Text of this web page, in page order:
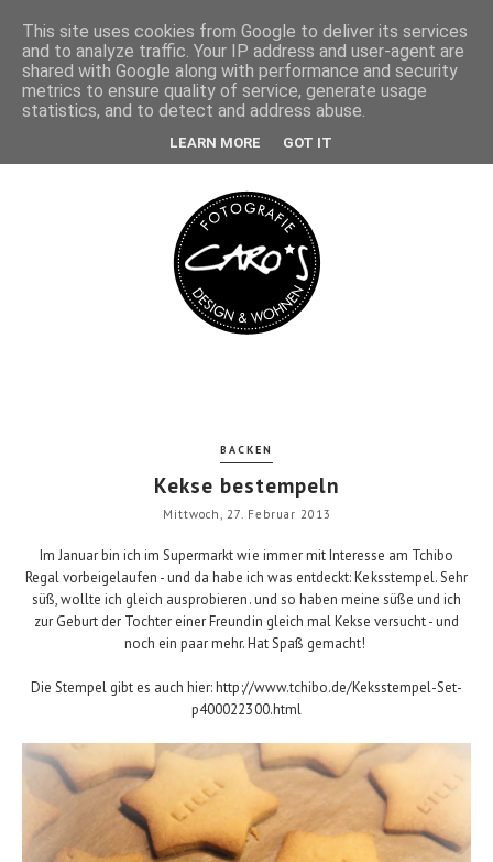
BACKEN
Kekse bestempeln
Mittwoch, 27. Februar 2013
Im Januar bin ich im Supermarkt wie immer mit Interesse am Tchibo
Regal vorbeigelaufen - und da habe ich was entdeckt: Keksstempel. Sehr
süß, wollte ich gleich ausprobieren. und so haben meine süße und ich
zur Geburt der Tochter einer Freundin gleich mal Kekse versucht - und
noch ein paar mehr. Hat Spaß gemacht!
Die Stempel gibt es auch hier:http://www.tchibo.de/Keksstempel-Set-
p400022300.html
This site uses cookies from Google to deliver its services
and to analyze traffic. Your IP address and user-agent are
shared with Google along with performance and security
metrics to ensure quality of service, generate usage
statistics, and to detect and address abuse.
LEARN MORE GOT IT